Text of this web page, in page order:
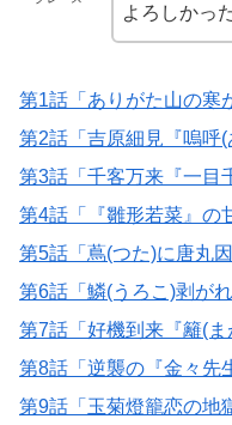
よろしかっ
第1話「ありがた山の寒
第2話「吉原細見『嗚呼(
第3話「千客万来『一目
第4話「『雛形若菜』の
第5話「蔦(つた)に唐丸
第6話「鱗(うろこ)剥が
第7話「好機到来『籬(ま
第8話「逆襲の『金々先
第9話「玉菊燈籠恋の地